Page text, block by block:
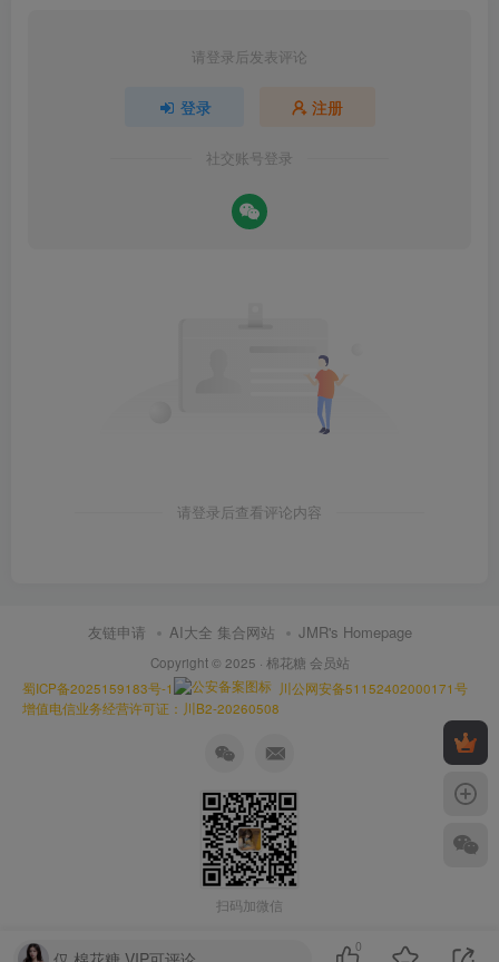
请登录后发表评论
登录 注册
社交账号登录
请登录后查看评论内容
友链申请 AI大全 集合网站 JMR's Homepage
Copyright © 2025 · 棉花糖 会员站
蜀ICP备2025159183号-1
川公网安备51152402000171号
增值电信业务经营许可证：川B2-20260508
扫码加微信
0